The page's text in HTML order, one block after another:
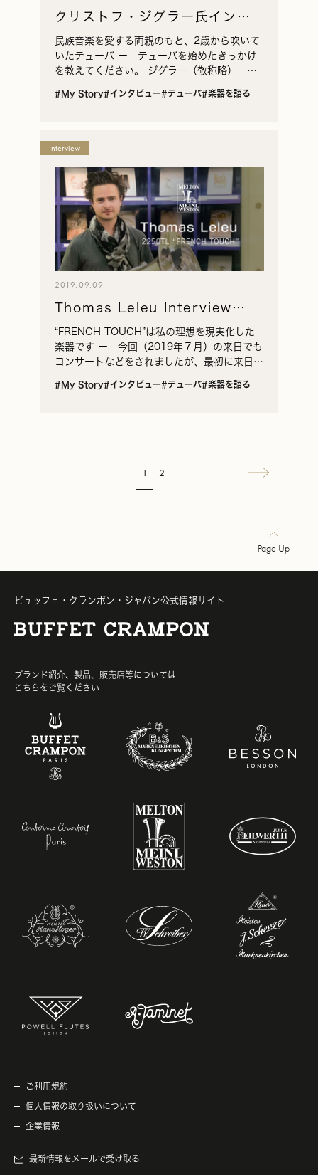
クリストフ・ジグラー氏インタ
ビュー
民族音楽を愛する両親のもと、2歳から吹いて
いたテューバ ー テューバを始めたきっかけ
を教えてください。 ジグラー（敬称略） 私
でした。しかし、両親が民俗音楽を好んで演奏
#My Story#インタビュー#テューバ#楽器を語る
Interview
2019.09.09
Thomas Leleu Interview
2019
“FRENCH TOUCH”は私の理想を現実化した
楽器です ー 今回（2019年７月）の来日でも
コンサートなどをされましたが、最初に来日し
しか2007年だったと記憶しています。ち…
#My Story#インタビュー#テューバ#楽器を語る
1 2
→
Page Up
ビュッフェ・クランポン・ジャパン公式情報サイト
ブランド紹介、製品、販売店等については
こちらをご覧ください
ご利用規約
個人情報の取り扱いについて
企業情報
最新情報をメールで受け取る